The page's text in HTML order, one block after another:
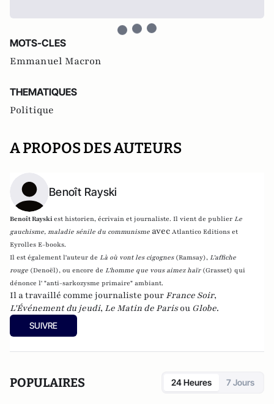
MOTS-CLES
Emmanuel Macron
THEMATIQUES
Politique
A PROPOS DES AUTEURS
Benoît Rayski
Benoît Rayskiest historien, écrivain et journaliste. Il vient de publier Le
gauchisme, maladie sénile du communisme avec Atlantico Editions et
Eyrolles E-books.
Il est également l'auteur de Là où vont les cigognes (Ramsay), L'affiche
rouge (Denoël), ou encore de L'homme que vous aimez haïr (Grasset) qui
dénonce l' "anti-sarkozysme primaire" ambiant.
Il a travaillé comme journaliste pour France Soir,
L'Événement du jeudi, Le Matin de Parisou Globe.
SUIVRE
POPULAIRES 24 Heures 7 Jours